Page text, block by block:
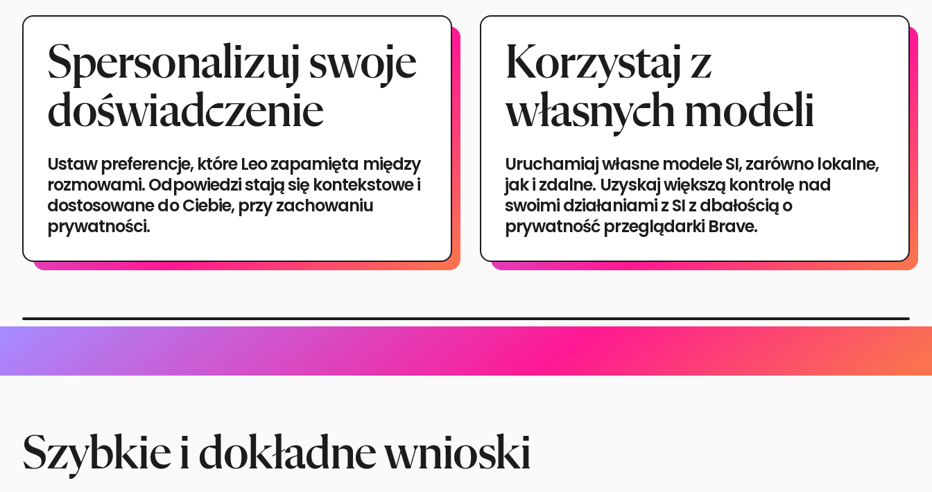
Spersonalizuj swoje
doświadczenie
Ustaw preferencje, które Leo zapamięta między
rozmowami. Odpowiedzi stają się kontekstowe i
dostosowane do Ciebie, przy zachowaniu
prywatności.
Korzystaj z
własnych modeli
Uruchamiaj własne modele SI, zarówno lokalne,
jak i zdalne. Uzyskaj większą kontrolę nad
swoimi działaniami z SI z dbałością o
prywatność przeglądarki Brave.
Szybkie i dokładne wnioski